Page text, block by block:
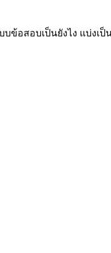
ข้อสอบเป็นยังไง แบ่ง